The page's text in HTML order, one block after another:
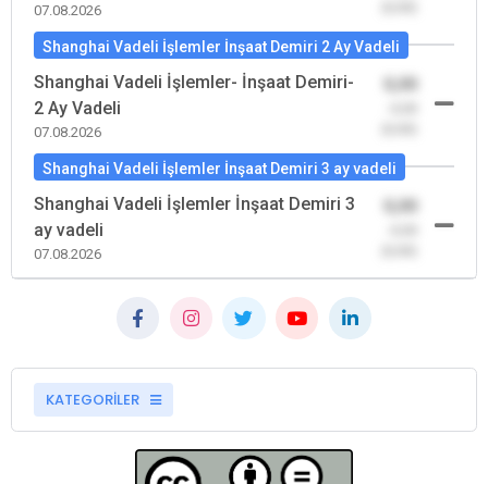
07.08.2026
Shanghai Vadeli İşlemler İnşaat Demiri 2 Ay Vadeli
Shanghai Vadeli İşlemler- İnşaat Demiri-
2 Ay Vadeli
07.08.2026
Shanghai Vadeli İşlemler İnşaat Demiri 3 ay vadeli
Shanghai Vadeli İşlemler İnşaat Demiri 3
ay vadeli
07.08.2026
KATEGORİLER